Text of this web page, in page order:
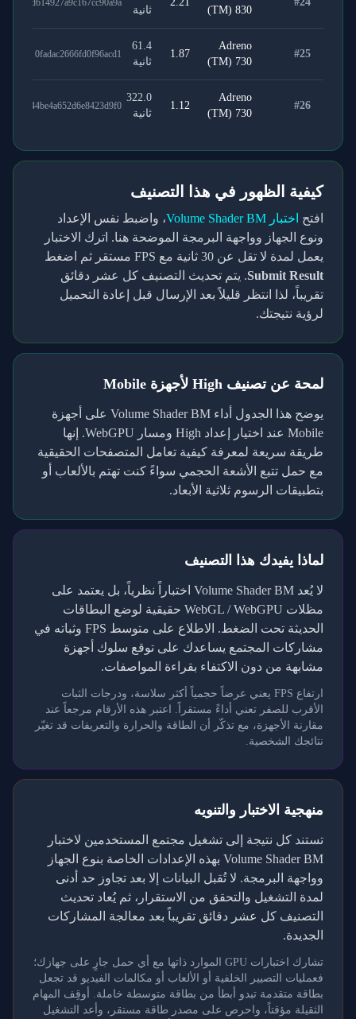
(TM) 830 ثانية
d614927a9c167cc90a9a
#25
Adreno
(TM) 730
1.87
61.4
ثانية
0fadac2666fd0f96acd1
#26
Adreno
(TM) 730
1.12
322.0
ثانية
44be4a652d6e8423d9f0
كيفية الظهور في هذا التصنيف
افتح اختبار Volume Shader BM
، واضبط نفس الإعداد
ونوع الجهاز وواجهة البرمجة الموضحة هنا. اترك الاختبار
يعمل لمدة لا تقل عن 30 ثانية مع FPS مستقر ثم اضغط
Submit Result. يتم تحديث التصنيف كل عشر دقائق
تقريباً، لذا انتظر قليلاً بعد الإرسال قبل إعادة التحميل
لرؤية نتيجتك.
لمحة عن تصنيف High لأجهزة Mobile
يوضح هذا الجدول أداء Volume Shader BM على أجهزة
Mobile عند اختيار إعداد High ومسار WebGPU. إنها
طريقة سريعة لمعرفة كيفية تعامل المتصفحات الحقيقية
مع حمل تتبع الأشعة الحجمي سواءً كنت تهتم بالألعاب أو
بتطبيقات الرسوم ثلاثية الأبعاد.
لماذا يفيدك هذا التصنيف
لا يُعد Volume Shader BM اختباراً نظرياً، بل يعتمد على
مظلات WebGL / WebGPU حقيقية لوضع البطاقات
الحديثة تحت الضغط. الاطلاع على متوسط FPS وثباته في
مشاركات المجتمع يساعدك على توقع سلوك أجهزة
مشابهة من دون الاكتفاء بقراءة المواصفات.
ارتفاع FPS يعني عرضاً حجمياً أكثر سلاسة، ودرجات الثبات
الأقرب للصفر تعني أداءً مستقراً. اعتبر هذه الأرقام مرجعاً عند
مقارنة الأجهزة، مع تذكّر أن الطاقة والحرارة والتعريفات قد تغيّر
نتائجك الشخصية.
منهجية الاختبار والتنويه
تستند كل نتيجة إلى تشغيل مجتمع المستخدمين لاختبار
Volume Shader BM بهذه الإعدادات الخاصة بنوع الجهاز
وواجهة البرمجة. لا تُقبل البيانات إلا بعد تجاوز حد أدنى
لمدة التشغيل والتحقق من الاستقرار، ثم يُعاد تحديث
التصنيف كل عشر دقائق تقريباً بعد معالجة المشاركات
الجديدة.
تشارك اختبارات GPU الموارد ذاتها مع أي حمل جارٍ على جهازك؛
فعمليات التصيير الخلفية أو الألعاب أو مكالمات الفيديو قد تجعل
بطاقة متقدمة تبدو أبطأ من بطاقة متوسطة خاملة. أوقِف المهام
الثقيلة مؤقتاً، واحرص على مصدر طاقة مستقر، وأعد التشغيل